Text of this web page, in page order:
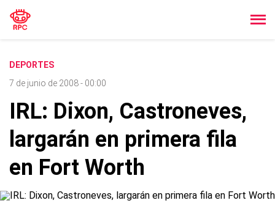
DEPORTES
7 de junio de 2008 - 00:00
IRL: Dixon, Castroneves,
largarán en primera fila
en Fort Worth